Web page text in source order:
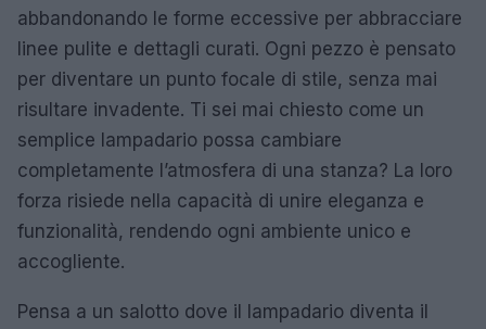
abbandonando le forme eccessive per abbracciare
linee pulite e dettagli curati. Ogni pezzo è pensato
per diventare un punto focale di stile, senza mai
risultare invadente. Ti sei mai chiesto come un
semplice lampadario possa cambiare
completamente l’atmosfera di una stanza? La loro
forza risiede nella capacità di unire eleganza e
funzionalità, rendendo ogni ambiente unico e
accogliente.
Pensa a un salotto dove il lampadario diventa il